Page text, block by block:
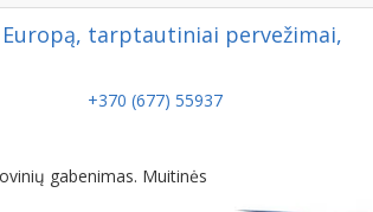
tarptautiniai pervežimai,
+370 (677) 55937
gabenimas. Muitinės